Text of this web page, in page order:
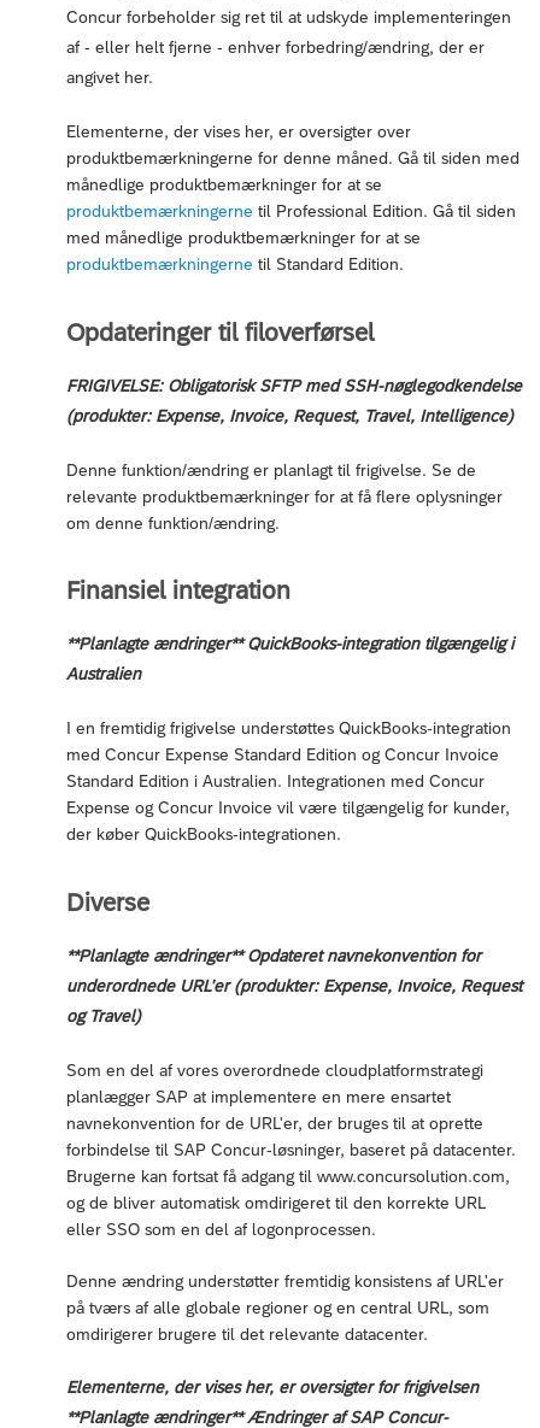
Concur forbeholder sig ret til at udskyde implementeringen
af - eller helt fjerne - enhver forbedring/ændring, der er
angivet her.
Elementerne, der vises her, er oversigter over
produktbemærkningerne for denne måned. Gå til siden med
månedlige produktbemærkninger for at se
produktbemærkningerne til Professional Edition. Gå til siden
med månedlige produktbemærkninger for at se
produktbemærkningerne til Standard Edition.
Opdateringer til filoverførsel
FRIGIVELSE: Obligatorisk SFTP med SSH-nøglegodkendelse
(produkter: Expense, Invoice, Request, Travel, Intelligence)
Denne funktion/ændring er planlagt til frigivelse. Se de
relevante produktbemærkninger for at få flere oplysninger
om denne funktion/ændring.
Finansiel integration
**Planlagte ændringer** QuickBooks-integration tilgængelig i
Australien
I en fremtidig frigivelse understøttes QuickBooks-integration
med Concur Expense Standard Edition og Concur Invoice
Standard Edition i Australien. Integrationen med Concur
Expense og Concur Invoice vil være tilgængelig for kunder,
der køber QuickBooks-integrationen.
Diverse
**Planlagte ændringer** Opdateret navnekonvention for
underordnede URL'er (produkter: Expense, Invoice, Request
og Travel)
Som en del af vores overordnede cloudplatformstrategi
planlægger SAP at implementere en mere ensartet
navnekonvention for de URL'er, der bruges til at oprette
forbindelse til SAP Concur-løsninger, baseret på datacenter.
Brugerne kan fortsat få adgang til www.concursolution.com,
og de bliver automatisk omdirigeret til den korrekte URL
eller SSO som en del af logonprocessen.
Denne ændring understøtter fremtidig konsistens af URL'er
på tværs af alle globale regioner og en central URL, som
omdirigerer brugere til det relevante datacenter.
Elementerne, der vises her, er oversigter for frigivelsen
**Planlagte ændringer** Ændringer af SAP Concur-